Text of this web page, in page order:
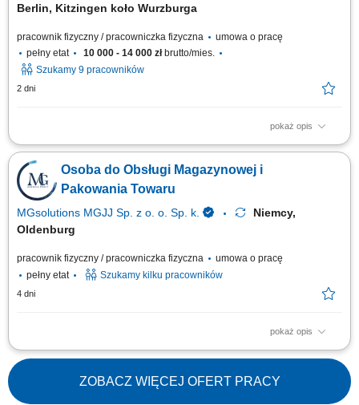
Berlin, Kitzingen koło Wurzburga
pracownik fizyczny / pracowniczka fizyczna
umowa o pracę
pełny etat
10 000 - 14 000 złbrutto/mies.
Szukamy 9 pracowników
2 dni
pokaż opis
Opis stanowiska: Zbieranie towaru w magazynie; Poruszanie się na
małym wózku elektrycznym; Wożenie za sobą palety, na której układamy
zebrany towar wg pozycji usłyszanej w słuchawce; Praca w dziale
owoców i warzyw (od poniedziałku do niedzieli, sobota wolna + 1 dzień w
tygodniu,...
Osoba do Obsługi Magazynowej i
Pakowania Towaru
MGsolutions MGJJ Sp. z o. o. Sp. k.
Niemcy,
Oldenburg
pracownik fizyczny / pracowniczka fizyczna
umowa o pracę
pełny etat
Szukamy kilku pracowników
4 dni
pokaż opis
Opis stanowiska Proste prace manualne polegające na sortowaniu,
kompletowaniu oraz pakowaniu asortymentu. Ewidencjonowanie i
prawidłowe układanie produktów na półkach magazynowych zgodnie z
instrukcjami. Dbanie o ogólny porządek na stanowisku pracy oraz
ZOBACZ WIĘCEJ OFERT PRACY